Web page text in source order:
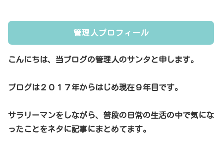
管理人プロフィール
こんにちは、当ブログの管理人のサンタと申します。
ブログは２０１７年からはじめ現在９年目です。
サラリーマンをしながら、普段の日常の生活の中で気にな
ったことをネタに記事にまとめてます。